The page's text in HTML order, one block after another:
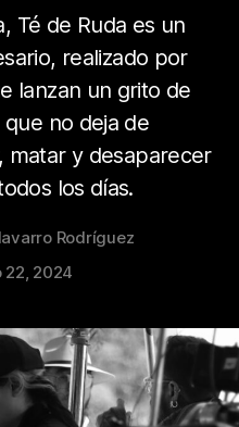
Té de Ruda es un
realizado por
lanzan un grito de
no deja de
matar y desaparecer
los días.
Rodríguez
22, 2024